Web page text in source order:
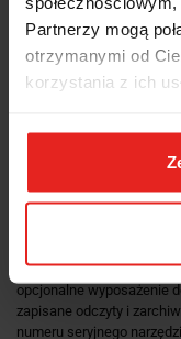
Partnerzy mogą
otrzymanymi od
korzystania z ich
naciśnięciu przycisku
wymianę narzędzia.
Dwukomponentowy
kształt. Jest odporny na
dostarczane z
ISO 6789-2 i w oparciu o
identyfikowalności
Klucze
rejestrowania.
opcjonalne wyposażenie
zapisane odczyty i
numeru seryjnego